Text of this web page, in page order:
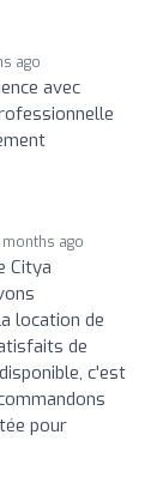
ago
avec
months ago
Citya
location de
de
c'est
pour